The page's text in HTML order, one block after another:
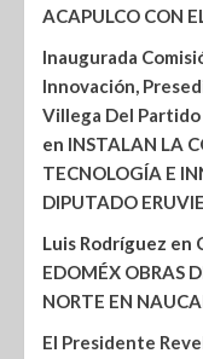
ACAPULCO CON
Inaugurada
Innovación,
Villega Del Partido
en INSTALAN LA
TECNOLOGÍA E
DIPUTADO
Luis Rodríguez en
EDOMÉX OBRAS
NORTE EN
El Presidente